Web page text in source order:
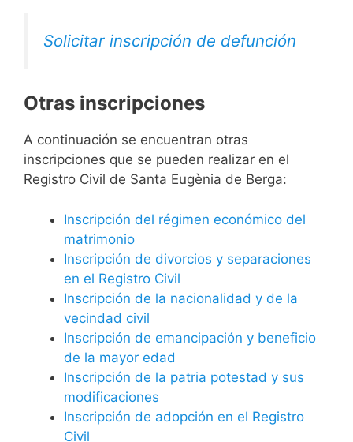
Solicitar inscripción de defunción
Otras inscripciones
A continuación se encuentran otras
inscripciones que se pueden realizar en el
Registro Civil de Santa Eugènia de Berga:
Inscripción del régimen económico del
matrimonio
Inscripción de divorcios y separaciones
en el Registro Civil
Inscripción de la nacionalidad y de la
vecindad civil
Inscripción de emancipación y beneficio
de la mayor edad
Inscripción de la patria potestad y sus
modificaciones
Inscripción de adopción en el Registro
Civil